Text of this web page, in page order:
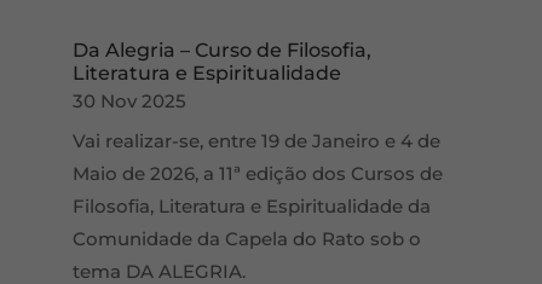
Da Alegria – Curso de Filosofia,
Literatura e Espiritualidade
30 Nov 2025
Vai realizar-se, entre 19 de Janeiro e 4 de
Maio de 2026, a 11ª edição dos Cursos de
Filosofia, Literatura e Espiritualidade da
Comunidade da Capela do Rato sob o
tema DA ALEGRIA.